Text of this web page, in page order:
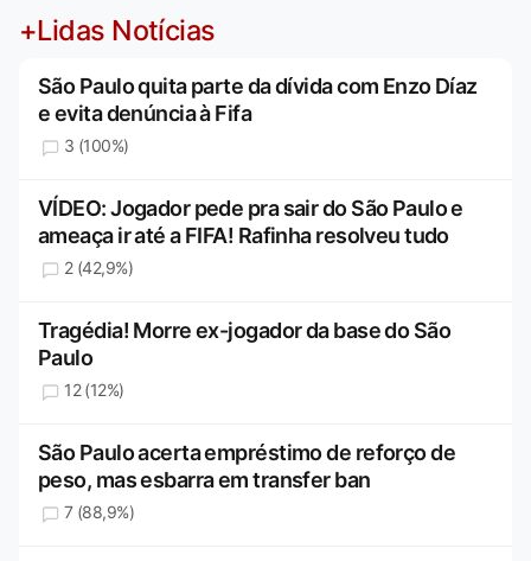
+Lidas Notícias
São Paulo quita parte da dívida com Enzo Díaz
e evita denúncia à Fifa
3 (100%)
VÍDEO: Jogador pede pra sair do São Paulo e
ameaça ir até a FIFA! Rafinha resolveu tudo
2 (42,9%)
Tragédia! Morre ex-jogador da base do São
Paulo
12 (12%)
São Paulo acerta empréstimo de reforço de
peso, mas esbarra em transfer ban
7 (88,9%)